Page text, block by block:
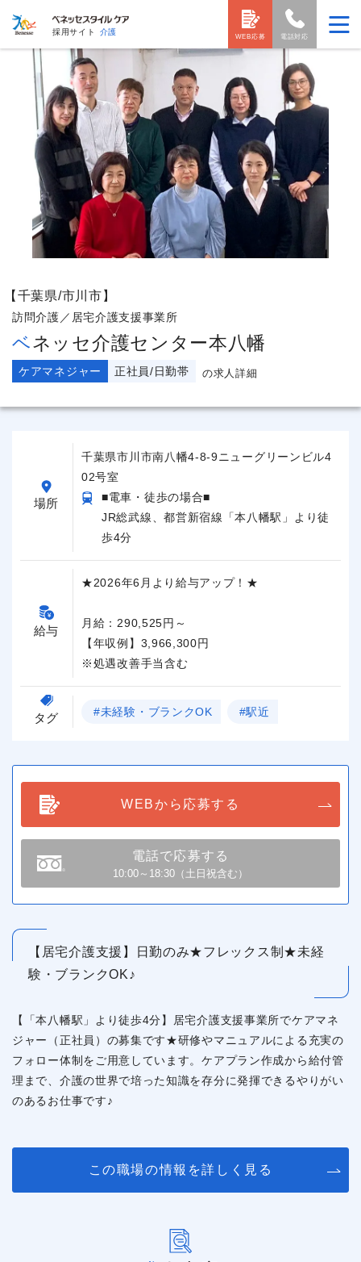
採用サイト 介護
電話対応
WEB応募
【千葉県/市川市】
訪問介護／居宅介護支援事業所
ベネッセ介護センター本八幡
ケアマネジャー 正社員/日勤帯 の求人詳細
場所
千葉県市川市南八幡4-8-9ニューグリーンビル4
02号室
■電車・徒歩の場合■
JR総武線、都営新宿線「本八幡駅」より徒
歩4分
給与
★2026年6月より給与アップ！★
月給：290,525円～
【年収例】3,966,300円
※処遇改善手当含む
タグ #未経験・ブランクOK #駅近
WEBから応募する
電話で応募する
10:00～18:30（土日祝含む）
【居宅介護支援】日勤のみ★フレックス制★未経
験・ブランクOK♪
【「本八幡駅」より徒歩4分】居宅介護支援事業所でケアマネ
ジャー（正社員）の募集です★研修やマニュアルによる充実の
フォロー体制をご用意しています。ケアプラン作成から給付管
理まで、介護の世界で培った知識を存分に発揮できるやりがい
のあるお仕事です♪
この職場の情報を詳しく見る